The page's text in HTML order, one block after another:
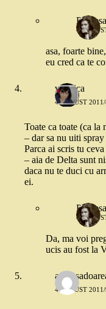
4
asa, foarte
eu cred ca te
valerica
4 AUGUST
Toate ca toate (ca la
– dar sa nu uiti
Parca ai scris tu
– aia de Delta sunt
daca nu te duci cu
ei.
4
Da, ma voi
ucis au fost la
4 AUGUST